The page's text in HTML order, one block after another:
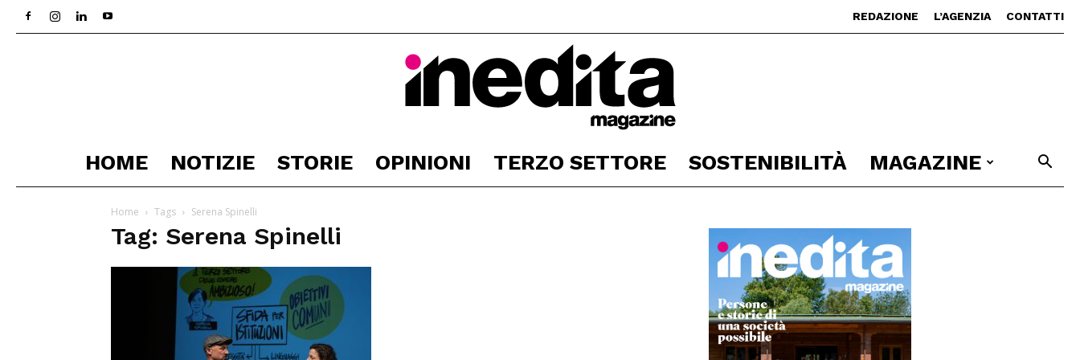
REDAZIONE L’AGENZIA CONTATTI
Inedita
HOME NOTIZIE STORIE OPINIONI TERZO SETTORE SOSTENIBILITÀ MAGAZINE
Home Tags Serena Spinelli
Tag: Serena Spinelli